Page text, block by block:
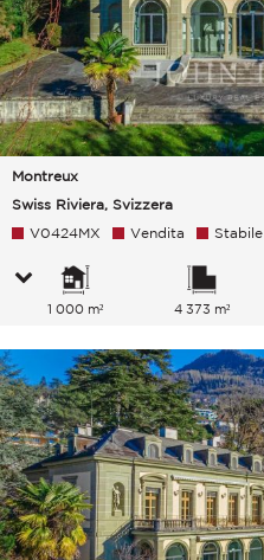
Montreux
Swiss Riviera, Svizzera
V0424MX Vendita Stabile
1 000 m² 4 373 m²